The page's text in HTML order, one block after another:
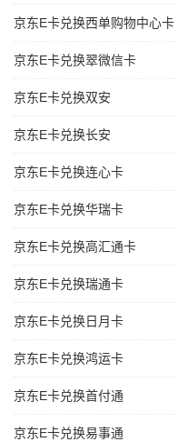
京东E卡兑换西单购物中心卡
京东E卡兑换翠微信卡
京东E卡兑换双安
京东E卡兑换长安
京东E卡兑换连心卡
京东E卡兑换华瑞卡
京东E卡兑换高汇通卡
京东E卡兑换瑞通卡
京东E卡兑换日月卡
京东E卡兑换鸿运卡
京东E卡兑换首付通
京东E卡兑换易事通